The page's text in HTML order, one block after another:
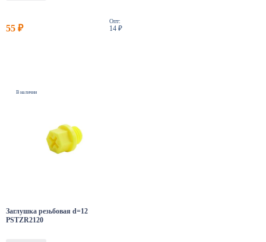
55 ₽
Опт:
14 ₽
В наличии
Заглушка резьбовая d=12
PSTZR2120